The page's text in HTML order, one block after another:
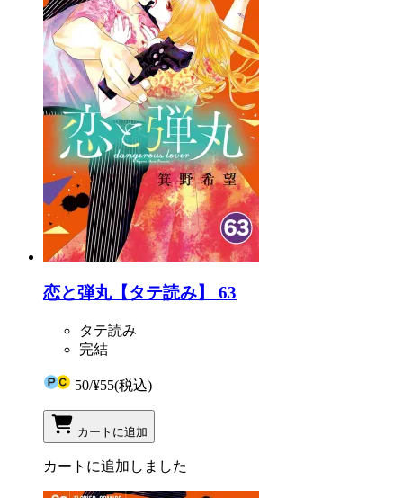
恋と弾丸【タテ読み】 63
タテ読み
完結
50/¥55(税込)
カートに追加
カートに追加しました